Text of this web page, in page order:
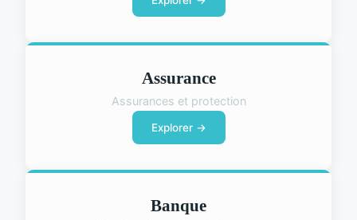
Assurance
Assurances et protection
Explorer →
Banque